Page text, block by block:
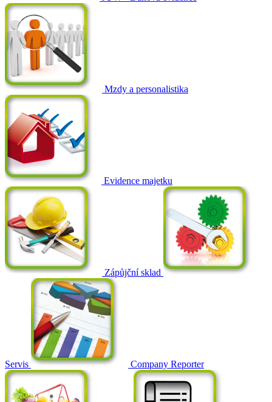
Mzdy a personalistika
Evidence majetku
Zápůjční sklad
Servis Company Reporter